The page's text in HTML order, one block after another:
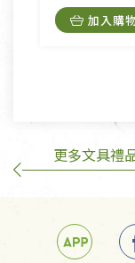
內衣褲、襪子
外,依據《通訊
不在此限。
訂購手抄稿退
若未保持原包
任何折損、磨
加入購
更多文具禮